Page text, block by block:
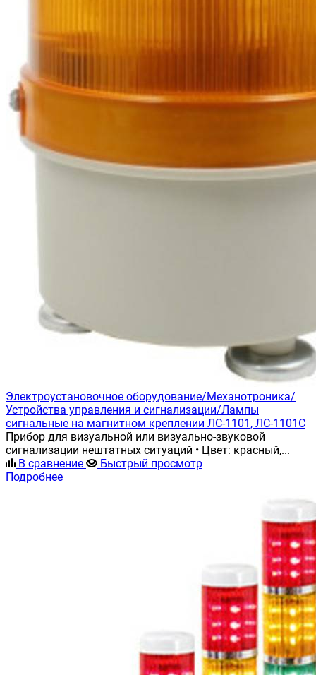
Электроустановочное оборудование/Механотроника/
Устройства управления и сигнализации/Лампы
сигнальные на магнитном креплении ЛС-1101, ЛС-1101С
Прибор для визуальной или визуально-звуковой
сигнализации нештатных ситуаций • Цвет: красный,...
В сравнение
Быстрый просмотр
Подробнее